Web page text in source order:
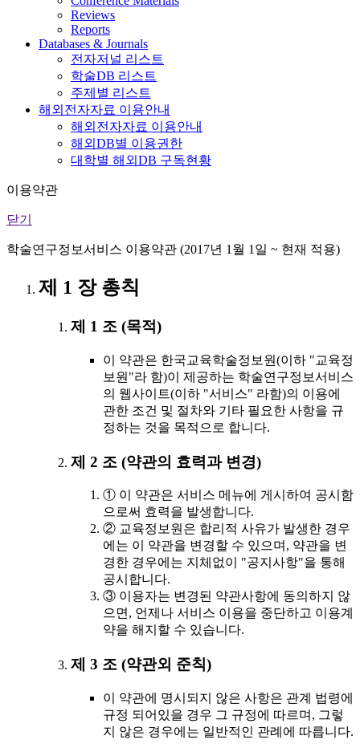
Reviews
Reports
Databases & Journals
전자저널 리스트
학술DB 리스트
주제별 리스트
해외전자자료 이용안내
해외전자자료 이용안내
해외DB별 이용권한
대학별 해외DB 구독현황
이용약관
닫기
학술연구정보서비스 이용약관 (2017년 1월 1일 ~ 현재 적용)
제 1 장 총칙
제 1 조 (목적)
이 약관은 한국교육학술정보원(이하 "교육정
보원"라 함)이 제공하는 학술연구정보서비스
의 웹사이트(이하 "서비스" 라함)의 이용에
관한 조건 및 절차와 기타 필요한 사항을 규
정하는 것을 목적으로 합니다.
제 2 조 (약관의 효력과 변경)
① 이 약관은 서비스 메뉴에 게시하여 공시함
으로써 효력을 발생합니다.
② 교육정보원은 합리적 사유가 발생한 경우
에는 이 약관을 변경할 수 있으며, 약관을 변
경한 경우에는 지체없이 "공지사항"을 통해
공시합니다.
③ 이용자는 변경된 약관사항에 동의하지 않
으면, 언제나 서비스 이용을 중단하고 이용계
약을 해지할 수 있습니다.
제 3 조 (약관외 준칙)
이 약관에 명시되지 않은 사항은 관계 법령에
규정 되어있을 경우 그 규정에 따르며, 그렇
지 않은 경우에는 일반적인 관례에 따릅니다.